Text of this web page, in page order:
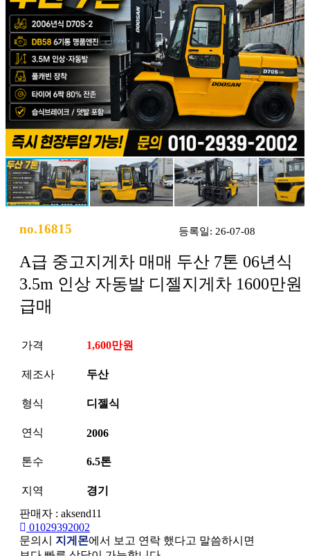
no.16815 등록일: 26-07-08
A급 중고지게차 매매 두산 7톤 06년식
3.5m 인상 자동발 디젤지게차 1600만원
급매
가격 1,600만원
제조사 두산
형식 디젤식
연식 2006
톤수 6.5톤
지역
경기
판매자 : aksend11
01029392002
문의시 지게몬에서 보고 연락 했다고 말씀하시면